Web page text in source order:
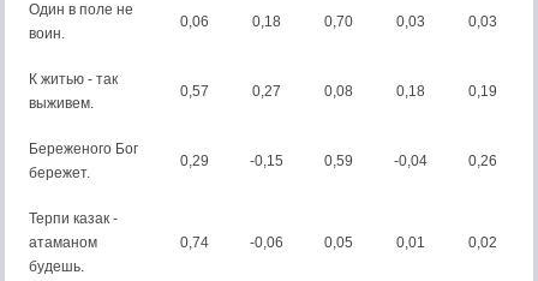
Один в поле не
воин.
0,06 0,18 0,70 0,03 0,03
К житью - так
выживем.
0,57 0,27 0,08 0,18 0,19
Береженого Бог
бережет.
0,29 -0,15 0,59 -0,04 0,26
Терпи казак -
атаманом
будешь.
0,74 -0,06 0,05 0,01 0,02